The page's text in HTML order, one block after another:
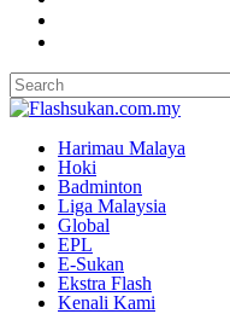
Harimau Malaya
Hoki
Badminton
Liga Malaysia
Global
EPL
E-Sukan
Ekstra Flash
Kenali Kami